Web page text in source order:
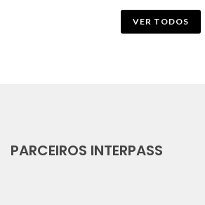
VER TODOS
PARCEIROS INTERPASS